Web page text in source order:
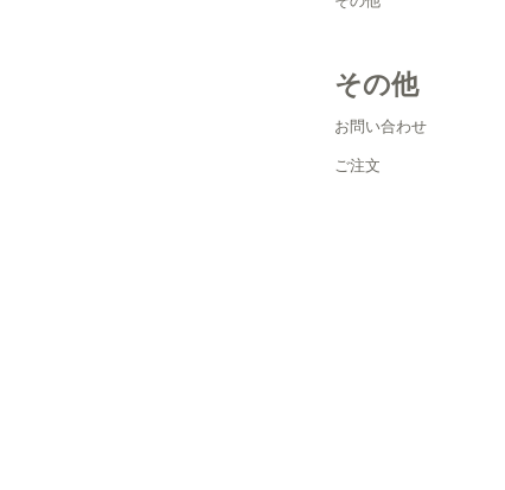
その他
お問い合わせ
ご注文